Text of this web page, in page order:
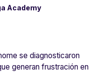
Academy
se diagnosticaron
generan frustración en